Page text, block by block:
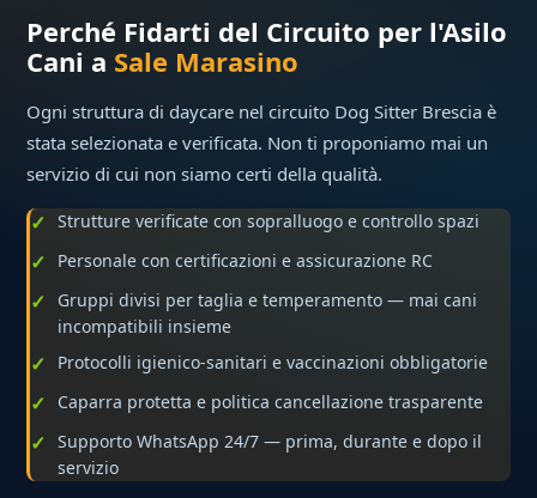
Perché Fidarti del Circuito per l'Asilo
Cani a Sale Marasino
Ogni struttura di daycare nel circuito Dog Sitter Brescia è
stata selezionata e verificata. Non ti proponiamo mai un
servizio di cui non siamo certi della qualità.
Strutture verificate con sopralluogo e controllo spazi
Personale con certificazioni e assicurazione RC
Gruppi divisi per taglia e temperamento — mai cani
incompatibili insieme
Protocolli igienico-sanitari e vaccinazioni obbligatorie
Caparra protetta e politica cancellazione trasparente
Supporto WhatsApp 24/7 — prima, durante e dopo il
servizio